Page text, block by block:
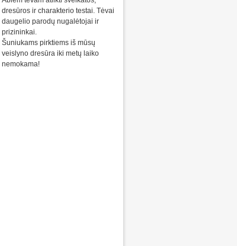
dresūros ir charakterio testai. Tėvai
daugelio parodų nugalėtojai ir
prizininkai.
Šuniukams pirktiems iš mūsų
veislyno dresūra iki metų laiko
nemokama!